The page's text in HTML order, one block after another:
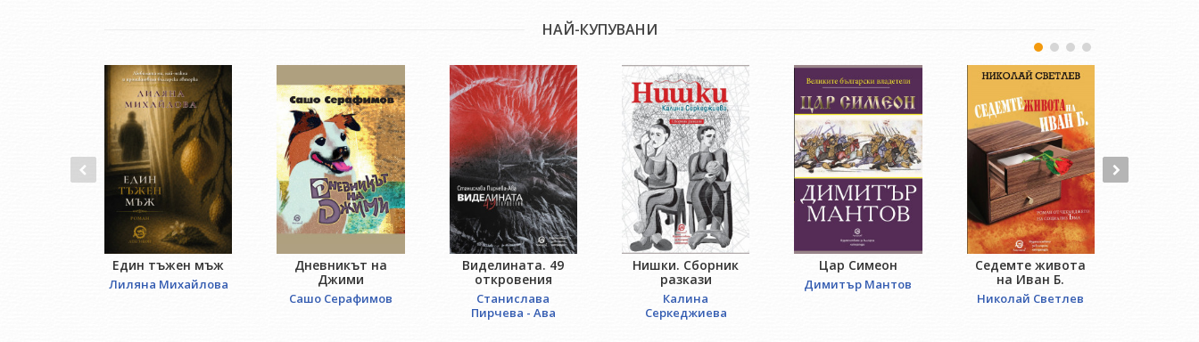
НАЙ-КУПУВАНИ
Един тъжен мъж
Лиляна Михайлова
Дневникът на
Джими
Сашо Серафимов
Виделината. 49
откровения
Станислава
Пирчева - Ава
Нишки. Сборник
разкази
Калина
Серкеджиева
Цар Симеон
Димитър Мантов
Седемте живота
на Иван Б.
Николай Светлев